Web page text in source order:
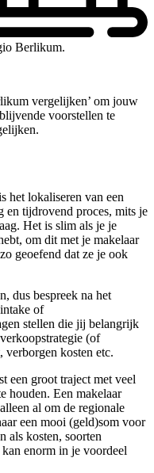
Berlikum.
vergelijken’ om jouw
voorstellen te
het lokaliseren van een
en tijdrovend proces, mits je
Het is slim als je je
om dit met je makelaar
geoefend dat ze je ook
dus bespreek na het
of
stellen die jij belangrijk
(of
verborgen kosten etc.
een groot traject met veel
houden. Een makelaar
al om de regionale
een mooi (geld)som voor
als kosten, soorten
enorm in je voordeel